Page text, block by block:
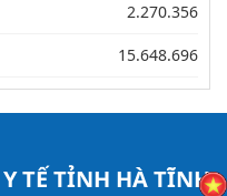
2.270.356
15.648.696
Y TẾ TỈNH HÀ TĨNH